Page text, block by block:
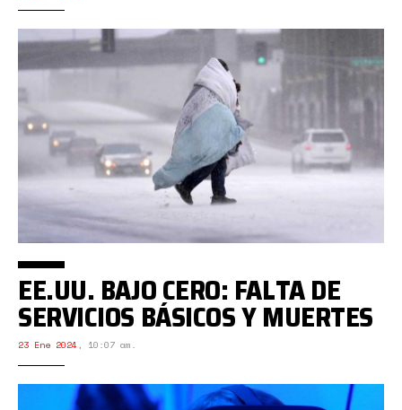
EE.UU. BAJO CERO: FALTA DE
SERVICIOS BÁSICOS Y MUERTES
23 Ene 2024 , 10:07 am.